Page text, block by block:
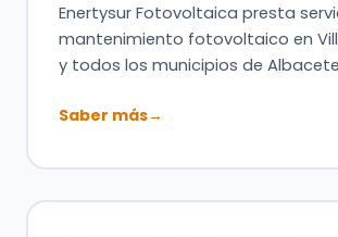
Enertysur Fotovoltaica presta
mantenimiento fotovoltaico en
y todos los municipios de
Saber más→